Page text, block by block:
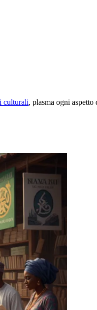
culturali, plasma ogni